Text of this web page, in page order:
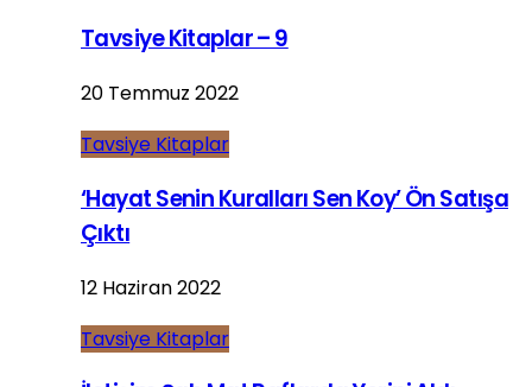
Tavsiye Kitaplar – 9
20 Temmuz 2022
Tavsiye Kitaplar
‘Hayat Senin Kuralları Sen Koy’ Ön Satışa
Çıktı
12 Haziran 2022
Tavsiye Kitaplar